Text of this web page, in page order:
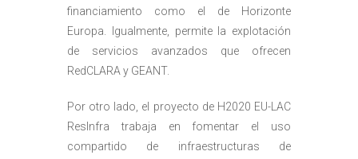
financiamiento como el de Horizonte
Europa. Igualmente, permite la explotación
de servicios avanzados que ofrecen
RedCLARA y GEANT.
Por otro lado, el proyecto de H2020 EU-LAC
ResInfra trabaja en fomentar el uso
compartido de infraestructuras de